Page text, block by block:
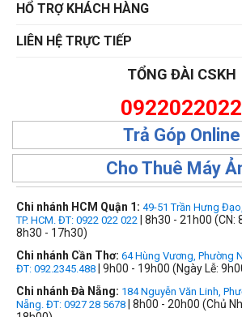
HỔ TRỢ KHÁCH HÀNG
LIÊN HỆ TRỰC TIẾP
TỔNG ĐÀI CSKH
0922022022
Trả Góp Online
Cho Thuê Máy
Chi nhánh HCM Quận 1: 49-51 Trần Hưng
TP. HCM. ĐT: 0922 022 022 | 8h30 - 21h00 (CN:
8h30 - 17h30)
Chi nhánh Cần Thơ: 64 Hùng Vương, Phường
ĐT: 092.2345.488 | 9h00 - 19h00 (Ngày Lễ:
Chi nhánh Đà Nẵng: 184 Nguyễn Văn Linh,
Nẵng. ĐT: 0927 28 5678 | 8h00 - 20h00 (Chủ